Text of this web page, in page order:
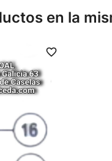
en la
favorite_border